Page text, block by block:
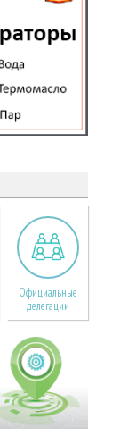
Официальные
делегации